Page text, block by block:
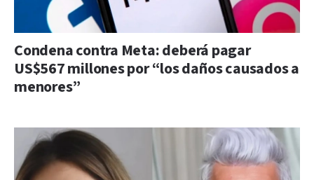
Condena contra Meta: deberá pagar
US$567 millones por “los daños causados a
menores”